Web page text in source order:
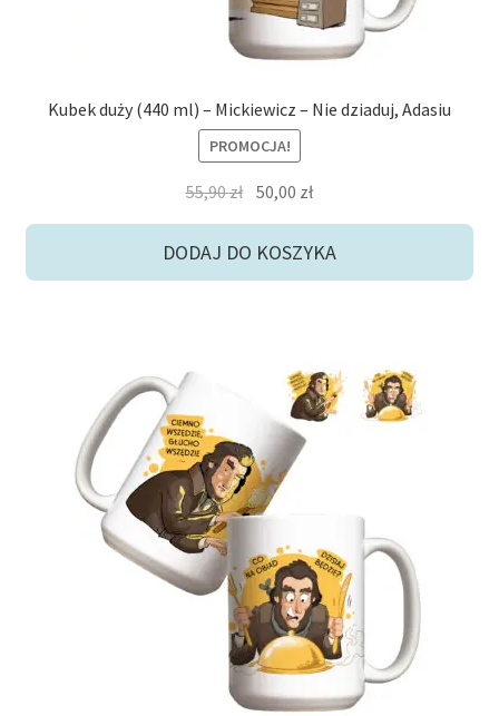
Kubek duży (440 ml) – Mickiewicz – Nie dziaduj, Adasiu
PROMOCJA!
55,90zł Pierwotna
wynosiła:
50,00 złAktualna
wynosi:
DODAJ DO KOSZYKA